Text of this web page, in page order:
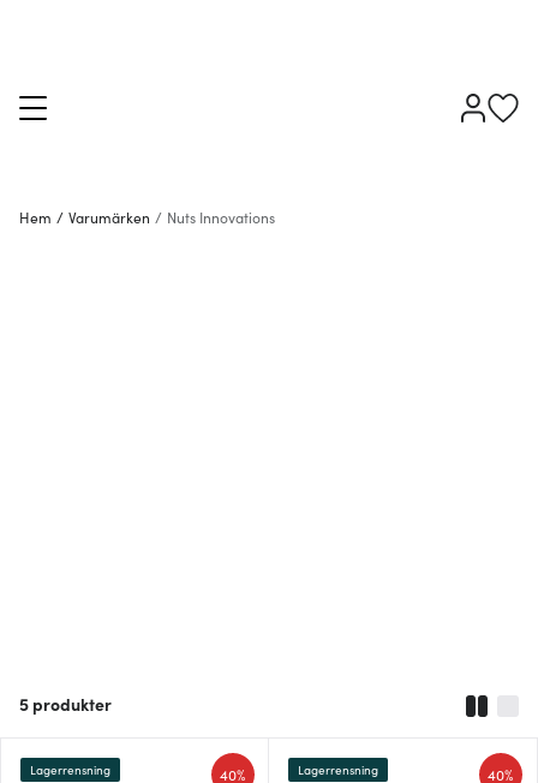
Hem / Varumärken / Nuts Innovations
5 produkter
40%
Lagerrensning 40%
Lagerrensning